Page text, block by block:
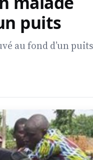
puits
au fond d’un puits